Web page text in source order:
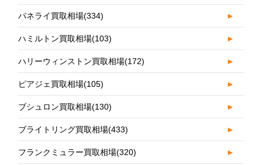
パネライ買取相場(334) ►
ハミルトン買取相場(103) ►
ハリーウィンストン買取相場(172) ►
ピアジェ買取相場(105) ►
ブシュロン買取相場(130) ►
ブライトリング買取相場(433) ►
フランクミュラー買取相場(320) ►